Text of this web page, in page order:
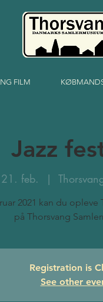
FILM
Jazz
feb.
  |
2021 kan du opleve
på Thorsvang
Registration is
See other